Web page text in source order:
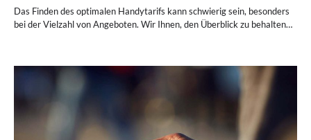
Das Finden des optimalen Handytarifs kann schwierig sein, besonders
bei der Vielzahl von Angeboten. Wir Ihnen, den Überblick zu behalten…